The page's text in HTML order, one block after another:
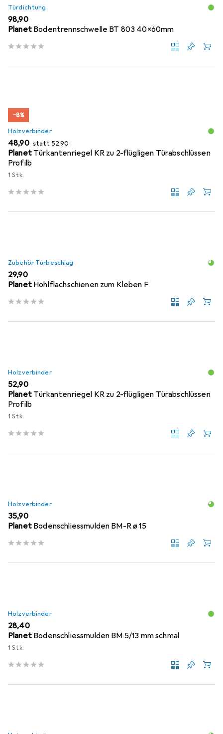
Türdichtung
EUR
98,90
Planet Bodentrennschwelle BT 803 40x60mm
−8%
Holzverbinder
EUR
48,90 statt EUR
52,90
Planet Türkantenriegel KR zu 2-flügligen Türabschlüssen
Profilb
1 Stk.
Zubehör Türbeschlag
EUR
29,90
Planet Hohlflachschienen zum Kleben F
Holzverbinder
EUR
52,90
Planet Türkantenriegel KR zu 2-flügligen Türabschlüssen
Profilb
1 Stk.
Holzverbinder
EUR
35,90
Planet Bodenschliessmulden BM-R ø 15
Holzverbinder
EUR
28,40
Planet Bodenschliessmulden BM 5/13 mm schmal
1 Stk.